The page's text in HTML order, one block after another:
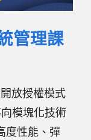
管理課
放授權模式
模塊化技術
度性能、彈